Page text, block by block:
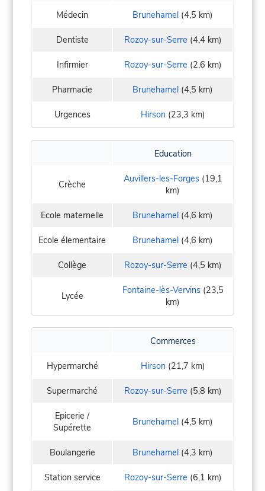
Médecin Brunehamel (4,5 km)
Dentiste Rozoy-sur-Serre (4,4 km)
Infirmier Rozoy-sur-Serre (2,6 km)
Pharmacie Brunehamel (4,5 km)
Urgences Hirson(23,3 km)
Education
Crèche Auvillers-les-Forges(19,1
km)
Ecole maternelle Brunehamel (4,6 km)
Ecole élementaire Brunehamel (4,6 km)
Collège Rozoy-sur-Serre (4,5 km)
Lycée Fontaine-lès-Vervins(23,5
km)
Commerces
Hypermarché Hirson(21,7 km)
Supermarché Rozoy-sur-Serre (5,8 km)
Epicerie /
Supérette
Brunehamel (4,5 km)
Boulangerie Brunehamel (4,3 km)
Station service Rozoy-sur-Serre (6,1 km)